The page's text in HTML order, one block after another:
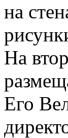
на
На
Его